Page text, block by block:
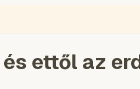
és ettől az